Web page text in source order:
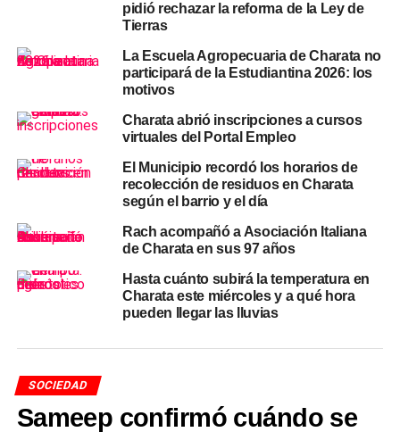
objetos de la época. Las salitas de la mañana tuvieron a
cargo la parte artística. Padres y niños participaron en
distintos bailes, y el cierre fue en el patio del jardín con un
chocolate patrio compartido en familia.«Terminamos el
acto recién con un chocolate. Compartimos un
momento ameno, lindo, tranquilo, para charlar,
sacarnos fotos y disfrutar del sol»,describió Ciavoco.
Durante la semana previa, cada sala trabajó el tema de la
Las maestras fabricaronescarapelas
fueron repartidas en el barrio y en la escuela,
padres participaron desde sus casas elaborando
que se mostró en el acto. Los niños también hicieron un
desfile de sus propias creaciones a lo largo de la
tienen un rol protagónico el lunes:
desfilan en el acto central.
pidió rechazar la reforma de la Ley de
Tierras
La Escuela Agropecuaria de Charata no
participará de la Estudiantina 2026: los
motivos
Charata abrió inscripciones a cursos
virtuales del Portal Empleo
El Municipio recordó los horarios de
recolección de residuos en Charata
según el barrio y el día
Rach acompañó a Asociación Italiana
de Charata en sus 97 años
Hasta cuánto subirá la temperatura en
Charata este miércoles y a qué hora
pueden llegar las lluvias
SOCIEDAD
Sameep confirmó cuándo se